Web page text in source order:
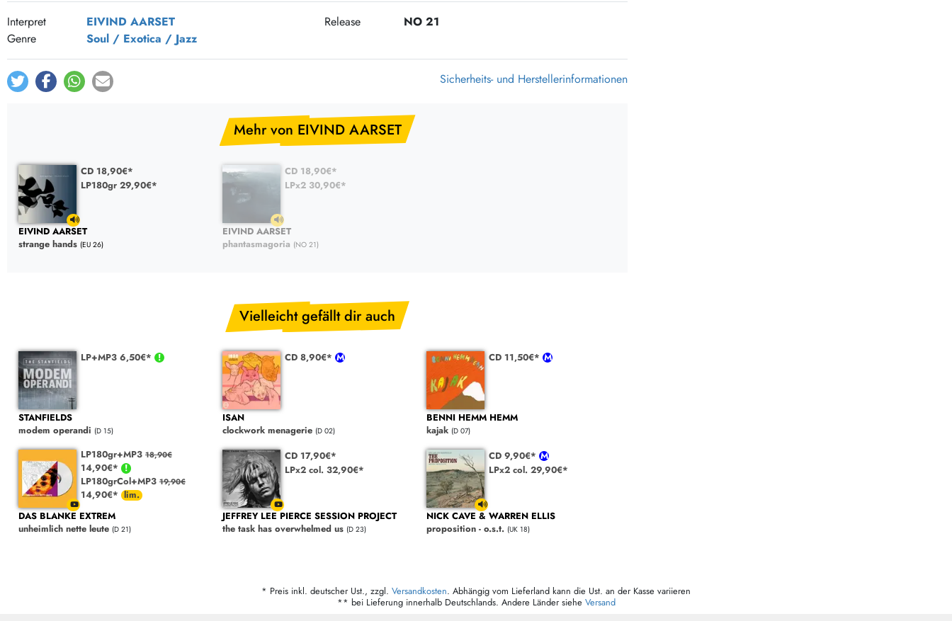
Interpret EIVIND AARSET Release
NO 21
Genre
Soul / Exotica / Jazz
Sicherheits- und Herstellerinformationen
Mehr von EIVIND AARSET
CD 18,90€*
LP180gr 29,90€*
EIVIND AARSET
strange hands (EU 26)
CD 18,90€*
LPx2 30,90€*
EIVIND AARSET
phantasmagoria (NO 21)
Vielleicht gefällt dir auch
LP+MP3 6,50€*
STANFIELDS
modem operandi (D 15)
CD 8,90€*
ISAN
clockwork menagerie (D 02)
CD 11,50€*
BENNI HEMM HEMM
kajak (D 07)
LP180gr+MP3 18,90€
14,90€*
LP180grCol+MP3 19,90€
14,90€*
DAS BLANKE EXTREM
unheimlich nette leute (D 21)
CD 17,90€*
LPx2 col. 32,90€*
JEFFREY LEE PIERCE SESSION PROJECT
the task has overwhelmed us (D 23)
CD 9,90€*
LPx2 col. 29,90€*
NICK CAVE & WARREN ELLIS
proposition - o.s.t. (UK 18)
* Preis inkl. deutscher Ust., zzgl. Versandkosten. Abhängig vom Lieferland kann die Ust. an der Kasse variieren
** bei Lieferung innerhalb Deutschlands. Andere Länder siehe Versand